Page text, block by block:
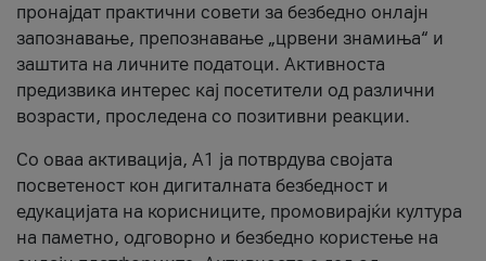
пронајдат практични совети за безбедно онлајн
запознавање, препознавање „црвени знамиња“ и
заштита на личните податоци. Активноста
предизвика интерес кај посетители од различни
возрасти, проследена со позитивни реакции.
Со оваа активација, А1 ја потврдува својата
посветеност кон дигиталната безбедност и
едукацијата на корисниците, промовирајќи култура
на паметно, одговорно и безбедно користење на